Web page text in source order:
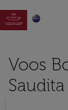

Voos
Saudita